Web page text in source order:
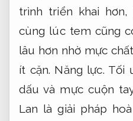
trình triển khai hơn,
cùng lúc tem cũng
lâu hơn nhờ mực
ít cặn. Năng lực. Tối
dấu và mực cuộn
Lan là giải pháp